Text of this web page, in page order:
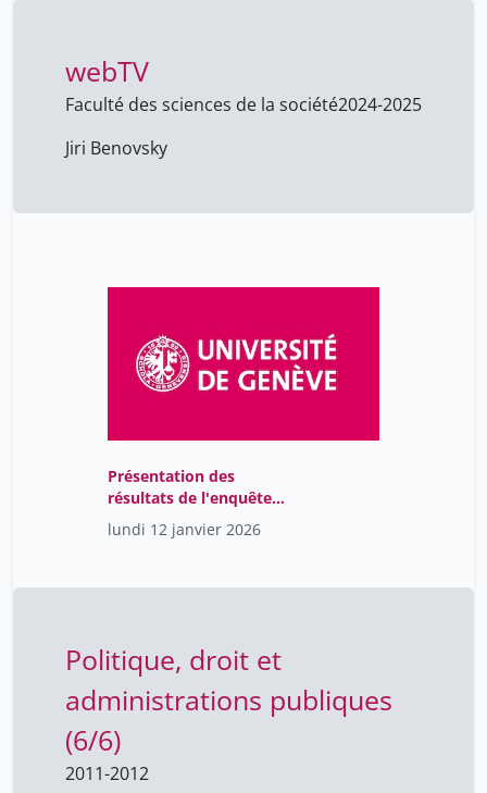
de Genève (HUG)
webTV
Faculté des sciences de la société2024-2025
Jiri Benovsky
Présentation des
résultats de l'enquête
transfrontalière «
Mobilités de santé sur le
inégalités sociales dans
(UNIGE) et Mélina Calla
(ARIES)
lundi 12 janvier 2026
Politique, droit et
administrations publiques
(6/6)
2011-2012